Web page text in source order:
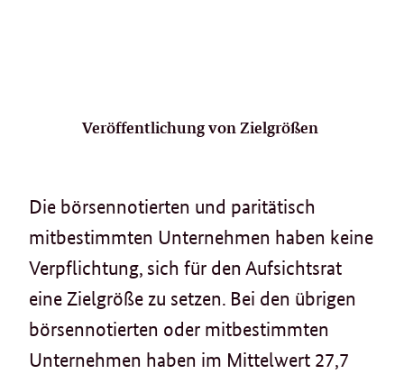
Veröffentlichung von Zielgrößen
Die börsennotierten und paritätisch
mitbestimmten Unternehmen haben keine
Verpflichtung, sich für den Aufsichtsrat
eine Zielgröße zu setzen. Bei den übrigen
börsennotierten oder mitbestimmten
Unternehmen haben im Mittelwert 27,7